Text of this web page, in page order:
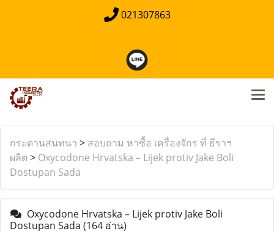
021307863
กระดานสนทนา > สอบถาม หาซื้อ เครื่องจักร ที่ ธีราฯ
ผลิต > Oxycodone Hrvatska – Lijek protiv Jake Boli
Dostupan Sada
Oxycodone Hrvatska – Lijek protiv Jake Boli
Dostupan Sada (164 อ่าน)